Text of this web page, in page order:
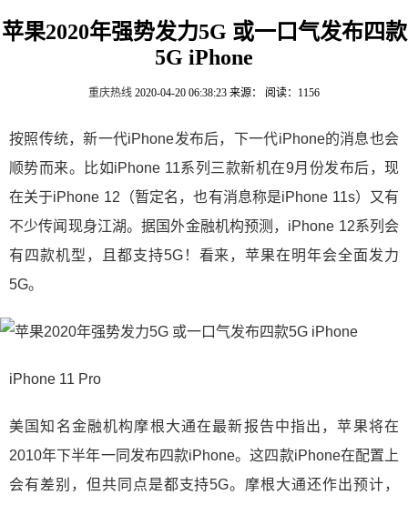
苹果2020年强势发力5G 或一口气发布四款
5G iPhone
重庆热线 2020-04-20 06:38:23 来源： 阅读：1156
按照传统，新一代iPhone发布后，下一代iPhone的消息也会
顺势而来。比如iPhone 11系列三款新机在9月份发布后，现
在关于iPhone 12（暂定名，也有消息称是iPhone 11s）又有
不少传闻现身江湖。据国外金融机构预测，iPhone 12系列会
有四款机型，且都支持5G！看来，苹果在明年会全面发力
5G。
iPhone 11 Pro
美国知名金融机构摩根大通在最新报告中指出，苹果将在
2010年下半年一同发布四款iPhone。这四款iPhone在配置上
会有差别，但共同点是都支持5G。摩根大通还作出预计，